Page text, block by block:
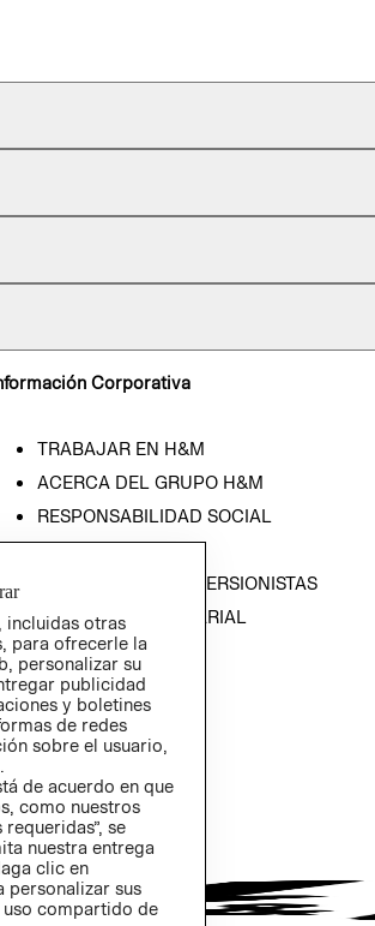
Corporativa
TRABAJAR EN H&M
ACERCA DEL GRUPO H&M
RESPONSABILIDAD SOCIAL
PRENSA
RELACIÓN CON INVERSIONISTAS
POLÍTICA EMPRESARIAL
incluidas otras
para ofrecerle la
personalizar su
publicidad
y boletines
de redes
sobre el usuario,
de acuerdo en que
como nuestros
se
nuestra entrega
clic en
personalizar sus
compartido de